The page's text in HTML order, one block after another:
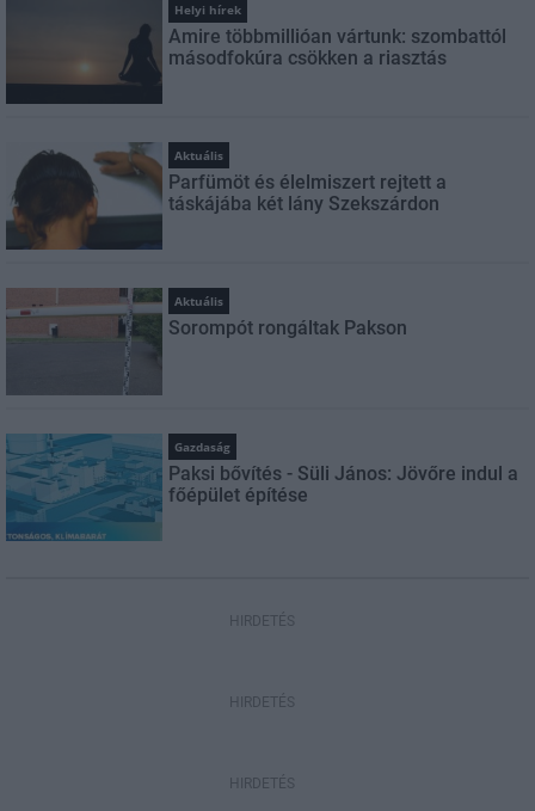
Helyi hírek
Amire többmillióan vártunk: szombattól
másodfokúra csökken a riasztás
Aktuális
Parfümöt és élelmiszert rejtett a
táskájába két lány Szekszárdon
Aktuális
Sorompót rongáltak Pakson
Gazdaság
Paksi bővítés - Süli János: Jövőre indul a
főépület építése
HIRDETÉS
HIRDETÉS
HIRDETÉS